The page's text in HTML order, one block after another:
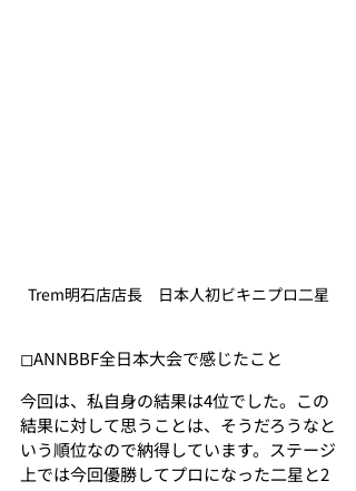
Trem明石店店長　日本人初ビキニプロ二星
◻︎ANNBBF全日本大会で感じたこと
今回は、私自身の結果は4位でした。この
結果に対して思うことは、そうだろうなと
いう順位なので納得しています。ステージ
上では今回優勝してプロになった二星と2